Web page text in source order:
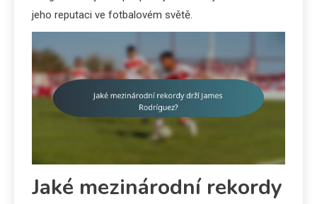
jeho reputaci ve fotbalovém světě.
Jaké mezinárodní rekordy